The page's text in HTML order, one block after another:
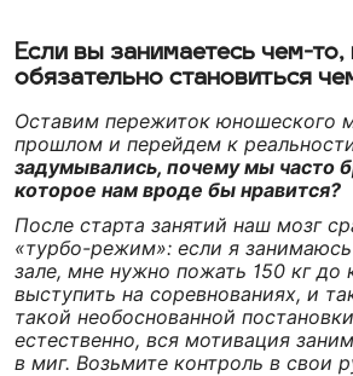
Если вы занимаетесь чем-то,
обязательно становиться
Оставим пережиток юношеского
прошлом и перейдем к
задумывались, почему мы часто
которое нам вроде бы нравится?
После старта занятий наш мозг
«турбо-режим»: если я
зале, мне нужно пожать 150 кг до
выступить на соревнованиях, и
такой необоснованной
естественно, вся мотивация
в миг. Возьмите контроль в свои